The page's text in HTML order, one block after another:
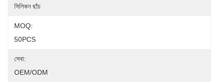
সিলিকন ছাঁচ
MOQ:
50PCS
সেবা:
OEM/ODM